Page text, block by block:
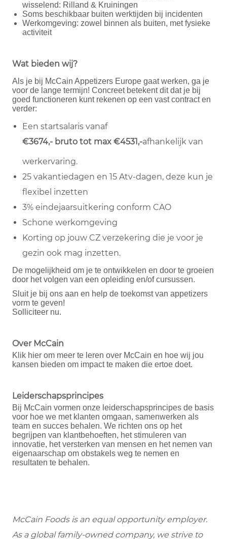
wisselend: Rilland & Kruiningen
Soms beschikbaar buiten werktijden bij incidenten
Werkomgeving: zowel binnen als buiten, met fysieke
activiteit
Wat bieden wij?
Als je bij McCain Appetizers Europe gaat werken, ga je
voor de lange termijn! Concreet betekent dit dat je bij
goed functioneren kunt rekenen op een vast contract en
verder:
Een startsalaris vanaf
€3674,- bruto tot max €4531,-afhankelijk van
werkervaring.
25 vakantiedagen en 15 Atv-dagen, deze kun je
flexibel inzetten
3% eindejaarsuitkering conform CAO
Schone werkomgeving
Korting op jouw CZ verzekering die je voor je
gezin ook mag inzetten.
De mogelijkheid om je te ontwikkelen en door te groeien
door het volgen van een opleiding en/of cursussen.
Sluit je bij ons aan en help de toekomst van appetizers
vorm te geven!
Solliciteer nu.
Over McCain
Klik hier om meer te leren over McCain en hoe wij jou
kansen bieden om impact te maken die ertoe doet.
Leiderschapsprincipes
Bij McCain vormen onze leiderschapsprincipes de basis
voor hoe we met klanten omgaan, samenwerken als
team en succes behalen. We richten ons op het
begrijpen van klantbehoeften, het stimuleren van
innovatie, het versterken van mensen en het nemen van
eigenaarschap om obstakels weg te nemen en
resultaten te behalen.
McCain Foods is an equal opportunity employer.
As a global family-owned company, we strive to